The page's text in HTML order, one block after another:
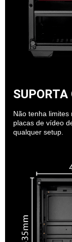
SUPORTA
Não tenha limites
placas de vídeo
qualquer setup.